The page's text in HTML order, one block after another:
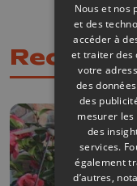
Nous et nos
et des
accéder à
et traiter des
votre
des
des
mesurer
des
services.
également
d’autres,